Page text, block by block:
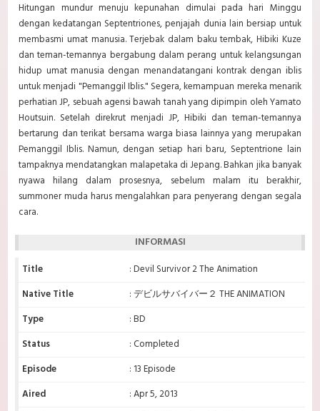
Hitungan mundur menuju kepunahan dimulai pada hari Minggu
dengan kedatangan Septentriones, penjajah dunia lain bersiap untuk
membasmi umat manusia. Terjebak dalam baku tembak, Hibiki Kuze
dan teman-temannya bergabung dalam perang untuk kelangsungan
hidup umat manusia dengan menandatangani kontrak dengan iblis
untuk menjadi "Pemanggil Iblis." Segera, kemampuan mereka menarik
perhatian JP, sebuah agensi bawah tanah yang dipimpin oleh Yamato
Houtsuin. Setelah direkrut menjadi JP, Hibiki dan teman-temannya
bertarung dan terikat bersama warga biasa lainnya yang merupakan
Pemanggil Iblis. Namun, dengan setiap hari baru, Septentrione lain
tampaknya mendatangkan malapetaka di Jepang. Bahkan jika banyak
nyawa hilang dalam prosesnya, sebelum malam itu berakhir,
summoner muda harus mengalahkan para penyerang dengan segala
cara.
INFORMASI
Title
: Devil Survivor 2 The Animation
Native Title
: デビルサバイバー２ THE ANIMATION
Type
: BD
Status
: Completed
Episode
: 13 Episode
Aired
: Apr 5, 2013